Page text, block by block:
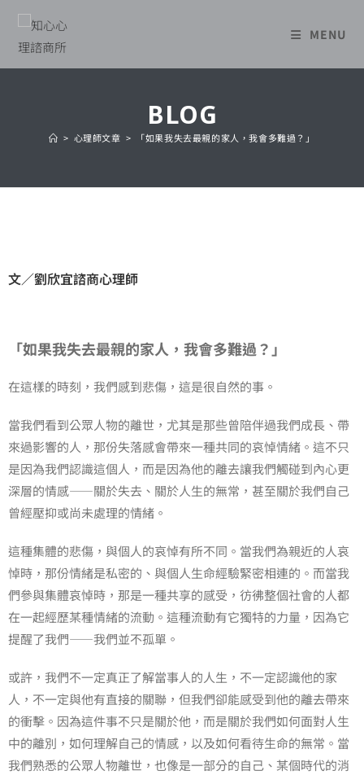
MENU
BLOG
> 心理師文章 > 「如果我失去最親的家人，我會多難過？」
文／劉欣宜諮商心理師
「如果我失去最親的家人，我會多難過？」
在這樣的時刻，我們感到悲傷，這是很自然的事。
當我們看到公眾人物的離世，尤其是那些曾陪伴過我們成長、帶
來過影響的人，那份失落感會帶來一種共同的哀悼情緒。這不只
是因為我們認識這個人，而是因為他的離去讓我們觸碰到內心更
深層的情感——關於失去、關於人生的無常，甚至關於我們自己
曾經壓抑或尚未處理的情緒。
這種集體的悲傷，與個人的哀悼有所不同。當我們為親近的人哀
悼時，那份情緒是私密的、與個人生命經驗緊密相連的。而當我
們參與集體哀悼時，那是一種共享的感受，彷彿整個社會的人都
在一起經歷某種情緒的流動。這種流動有它獨特的力量，因為它
提醒了我們——我們並不孤單。
或許，我們不一定真正了解當事人的人生，不一定認識他的家
人，不一定與他有直接的關聯，但我們卻能感受到他的離去帶來
的衝擊。因為這件事不只是關於他，而是關於我們如何面對人生
中的離別，如何理解自己的情感，以及如何看待生命的無常。當
我們熟悉的公眾人物離世，也像是一部分的自己、某個時代的消